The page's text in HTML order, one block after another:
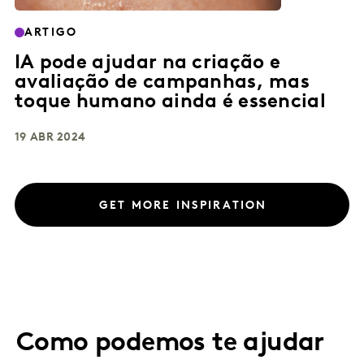
ARTIGO
IA pode ajudar na criação e
avaliação de campanhas, mas
toque humano ainda é essencial
19 ABR 2024
GET MORE INSPIRATION
Como podemos te ajudar